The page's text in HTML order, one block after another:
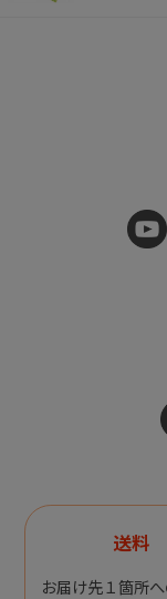
送料
お届け先１箇所